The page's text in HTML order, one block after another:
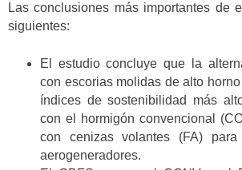
Las conclusiones más importantes de
siguientes:
El estudio concluye que la
con escorias molidas de alto
índices de sostenibilidad más
con el hormigón convencional
con cenizas volantes (FA) para
aerogeneradores.